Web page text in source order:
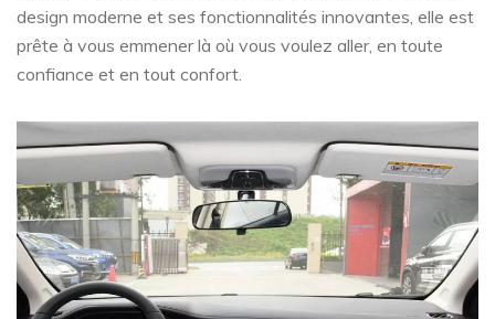
design moderne et ses fonctionnalités innovantes, elle est
prête à vous emmener là où vous voulez aller, en toute
confiance et en tout confort.